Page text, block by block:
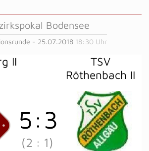
Bodensee
- 25.07.2018 18:30 Uhr
II
TSV
Röthenbach II
5 : 3
(2 : 1)